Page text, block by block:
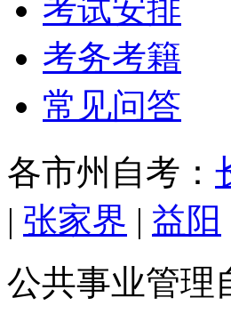
考试安排
考务考籍
常见问答
各市州自考：
| 张家界 | 益阳
公共事业管理